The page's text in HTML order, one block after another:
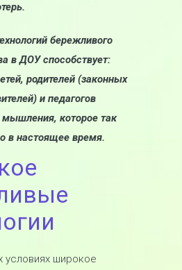
бережливого
в ДОУ способствует:
родителей (законных
и педагогов
которое так
в настоящее время.
широкое